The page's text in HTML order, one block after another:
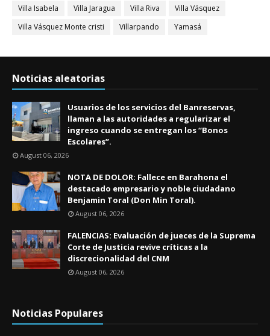
Villa Isabela
Villa Jaragua Villa Riva
Villa Vásquez
Villa Vásquez Monte cristi
Villarpando Yamasá
Noticias aleatorias
Usuarios de los servicios del Banreservas,
llaman a las autoridades a regularizar el
ingreso cuando se entregan los “Bonos
Escolares”.
August 06, 2026
NOTA DE DOLOR: Fallece en Barahona el
destacado empresario y noble ciudadano
Benjamin Toral (Don Min Toral).
August 06, 2026
FALENCIAS: Evaluación de jueces de la Suprema
Corte de Justicia revive críticas a la
discrecionalidad del CNM
August 06, 2026
Noticias Populares